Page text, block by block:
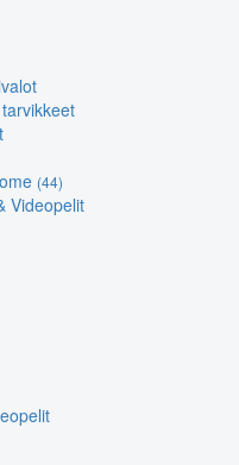
(44)
Videopelit